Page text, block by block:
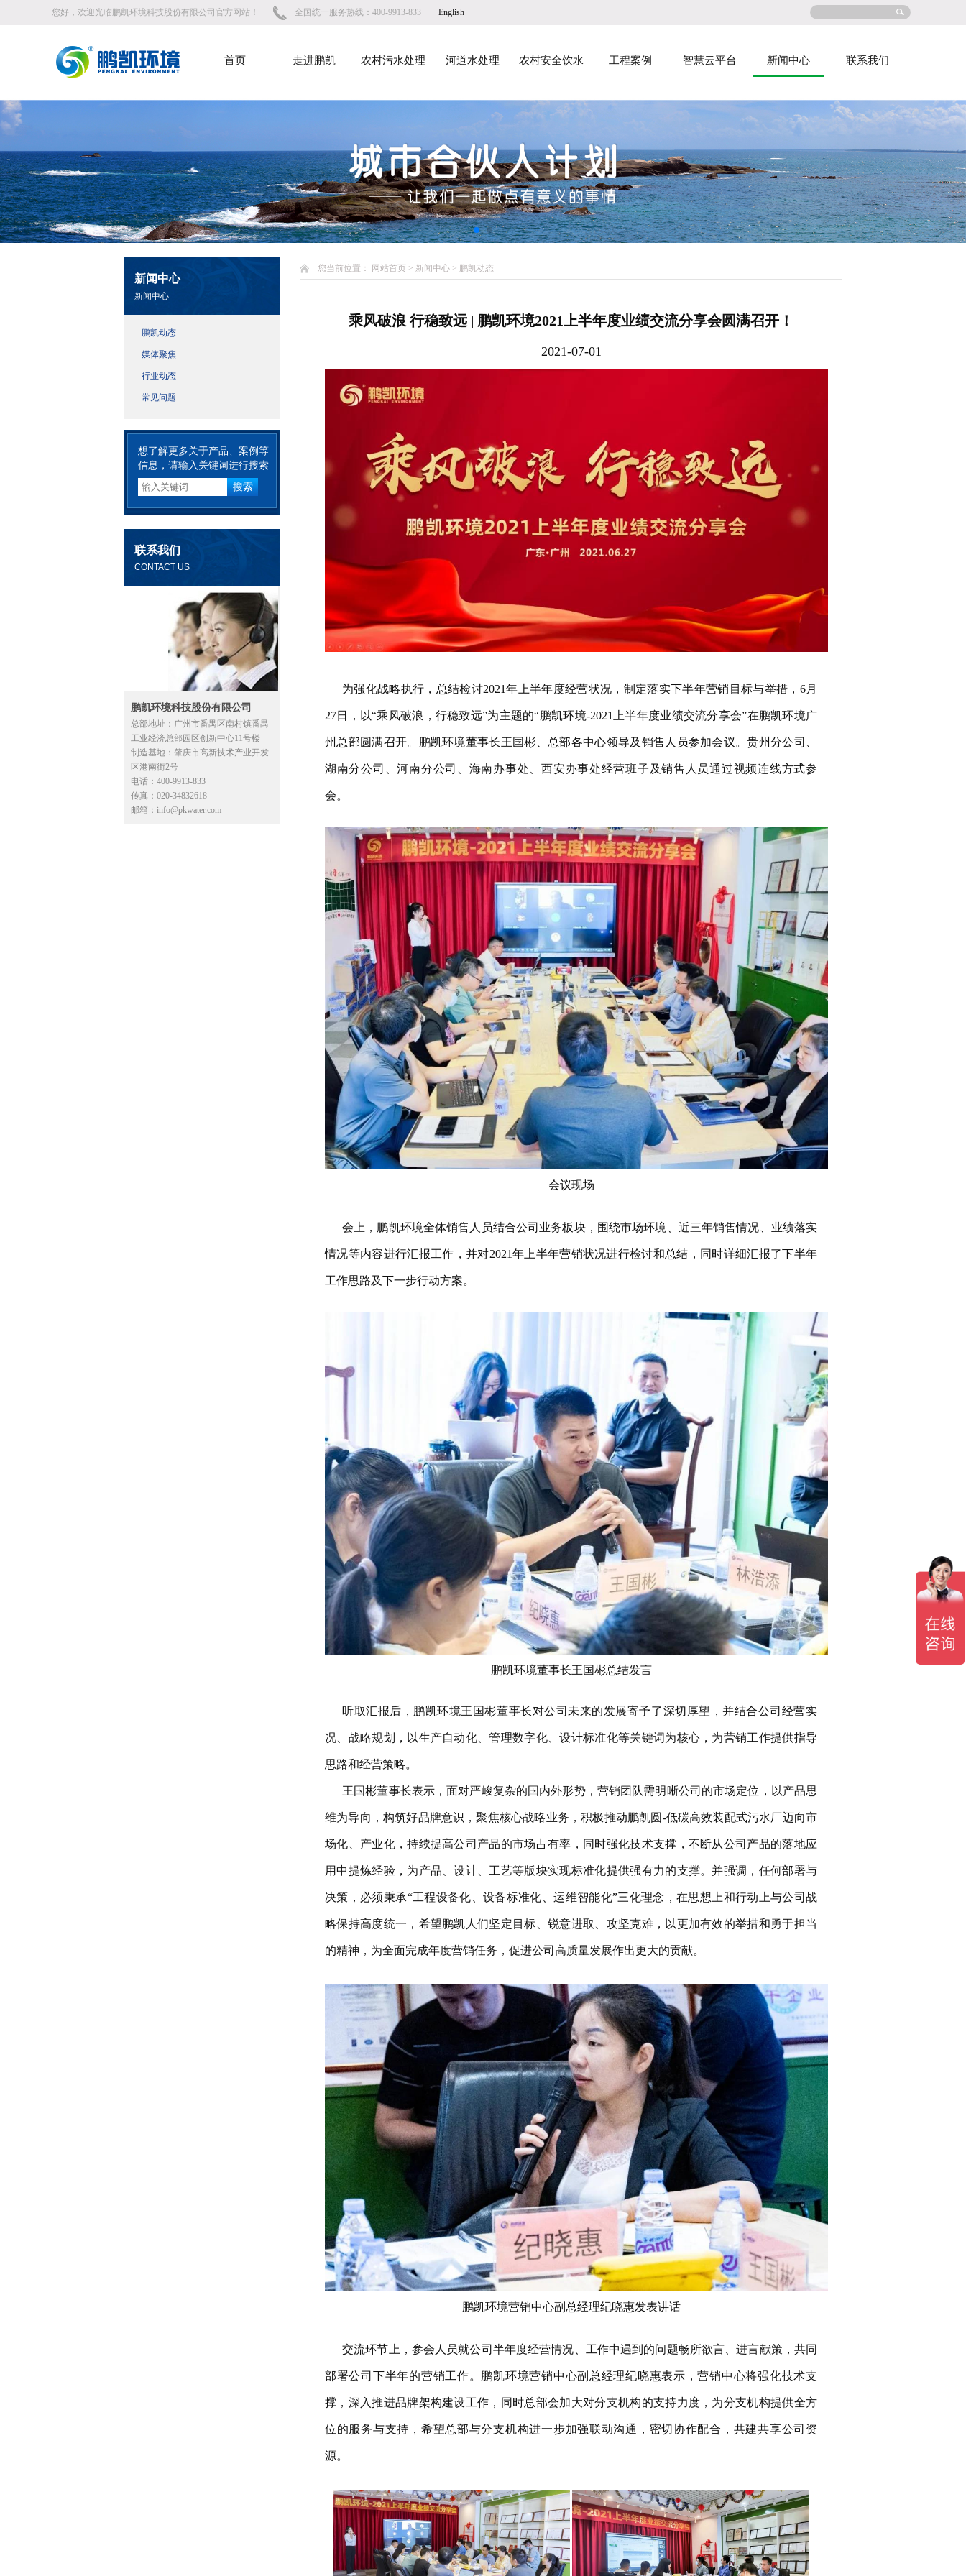
您好，欢迎光临鹏凯环境科技股份有限公司官方网站！ 全国统一服务热线：400-9913-833 English
首页 走进鹏凯 农村污水处理 河道水处理 农村安全饮水 工程案例 智慧云平台 新闻中心 联系我们
新闻中心
新闻中心
鹏凯动态
媒体聚焦
行业动态
常见问题
想了解更多关于产品、案例等
信息，请输入关键词进行搜索
联系我们
CONTACT US
鹏凯环境科技股份有限公司
总部地址：广州市番禺区南村镇番禺
工业经济总部园区创新中心11号楼
制造基地：肇庆市高新技术产业开发
区港南街2号
电话：400-9913-833
传真：020-34832618
邮箱：info@pkwater.com
您当前位置： 网站首页 > 新闻中心 > 鹏凯动态
乘风破浪 行稳致远 | 鹏凯环境2021上半年度业绩交流分享会圆满召开！
2021-07-01
为强化战略执行，总结检讨2021年上半年度经营状况，制定落实下半年营销目标与举措，6月
27日，以“乘风破浪，行稳致远”为主题的“鹏凯环境-2021上半年度业绩交流分享会”在鹏凯环境广
州总部圆满召开。鹏凯环境董事长王国彬、总部各中心领导及销售人员参加会议。贵州分公司、
湖南分公司、河南分公司、海南办事处、西安办事处经营班子及销售人员通过视频连线方式参
会。
会议现场
会上，鹏凯环境全体销售人员结合公司业务板块，围绕市场环境、近三年销售情况、业绩落实
情况等内容进行汇报工作，并对2021年上半年营销状况进行检讨和总结，同时详细汇报了下半年
工作思路及下一步行动方案。
鹏凯环境董事长王国彬总结发言
听取汇报后，鹏凯环境王国彬董事长对公司未来的发展寄予了深切厚望，并结合公司经营实
况、战略规划，以生产自动化、管理数字化、设计标准化等关键词为核心，为营销工作提供指导
思路和经营策略。
王国彬董事长表示，面对严峻复杂的国内外形势，营销团队需明晰公司的市场定位，以产品思
维为导向，构筑好品牌意识，聚焦核心战略业务，积极推动鹏凯圆-低碳高效装配式污水厂迈向市
场化、产业化，持续提高公司产品的市场占有率，同时强化技术支撑，不断从公司产品的落地应
用中提炼经验，为产品、设计、工艺等版块实现标准化提供强有力的支撑。并强调，任何部署与
决策，必须秉承“工程设备化、设备标准化、运维智能化”三化理念，在思想上和行动上与公司战
略保持高度统一，希望鹏凯人们坚定目标、锐意进取、攻坚克难，以更加有效的举措和勇于担当
的精神，为全面完成年度营销任务，促进公司高质量发展作出更大的贡献。
鹏凯环境营销中心副总经理纪晓惠发表讲话
交流环节上，参会人员就公司半年度经营情况、工作中遇到的问题畅所欲言、进言献策，共同
部署公司下半年的营销工作。鹏凯环境营销中心副总经理纪晓惠表示，营销中心将强化技术支
撑，深入推进品牌架构建设工作，同时总部会加大对分支机构的支持力度，为分支机构提供全方
位的服务与支持，希望总部与分支机构进一步加强联动沟通，密切协作配合，共建共享公司资
源。